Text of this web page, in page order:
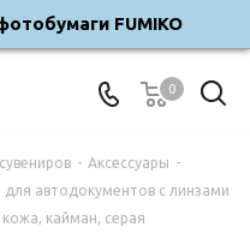
FUMIKO
0
- Аксессуары -
автодокументов с линзами
кожа, кайман, серая